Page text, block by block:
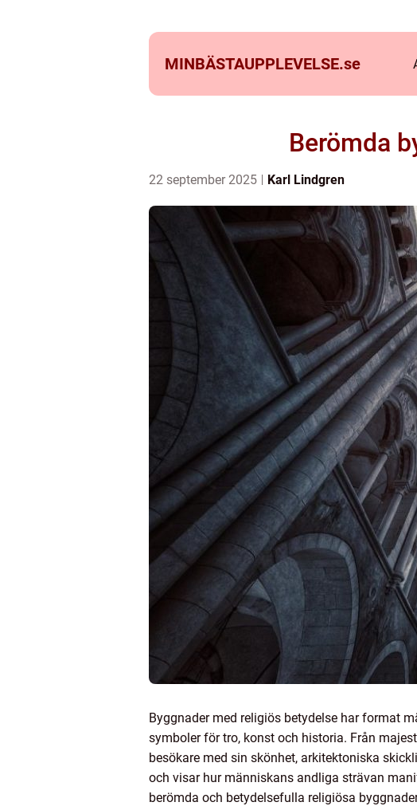
MINBÄSTAUPPLEVELSE.se
Berömda
22 september 2025 Karl Lindgren
Byggnader med religiös betydelse har format
symboler för tro, konst och historia. Från
besökare med sin skönhet, arkitektoniska
och visar hur människans andliga strävan
berömda och betydelsefulla religiösa